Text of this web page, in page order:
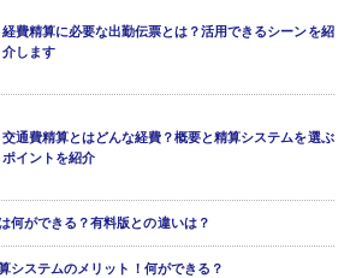
経費精算に必要な出勤伝票とは？活用できるシーンを紹
介します
交通費精算とはどんな経費？概要と精算システムを選ぶ
ポイントを紹介
何ができる？有料版との違いは？
システムのメリット！何ができる？